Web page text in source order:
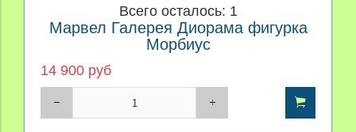
Всего осталось: 1
Марвел Галерея Диорама фигурка
Морбиус
14 900 руб